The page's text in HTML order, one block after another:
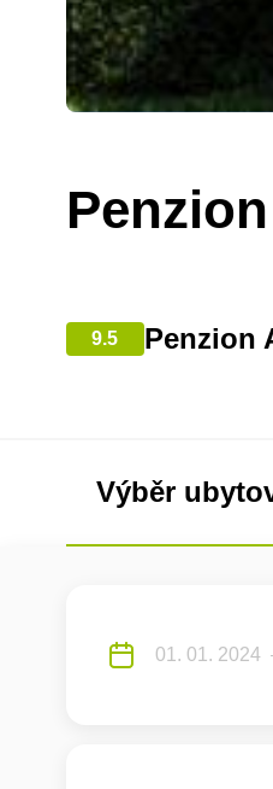
9.5 Penzion
Výběr